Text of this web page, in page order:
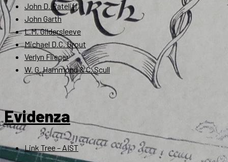
John D. Rateliff
John Garth
L.M. Gildersleeve
Michael D.C. Drout
Verlyn Flieger
W. G. Hammond & C. Scull
Evidenza
Link Tree – AIST